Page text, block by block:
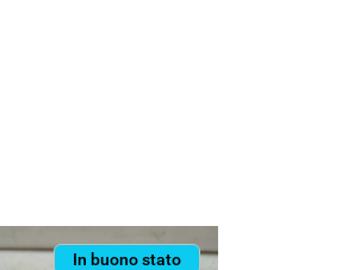
In buono stato